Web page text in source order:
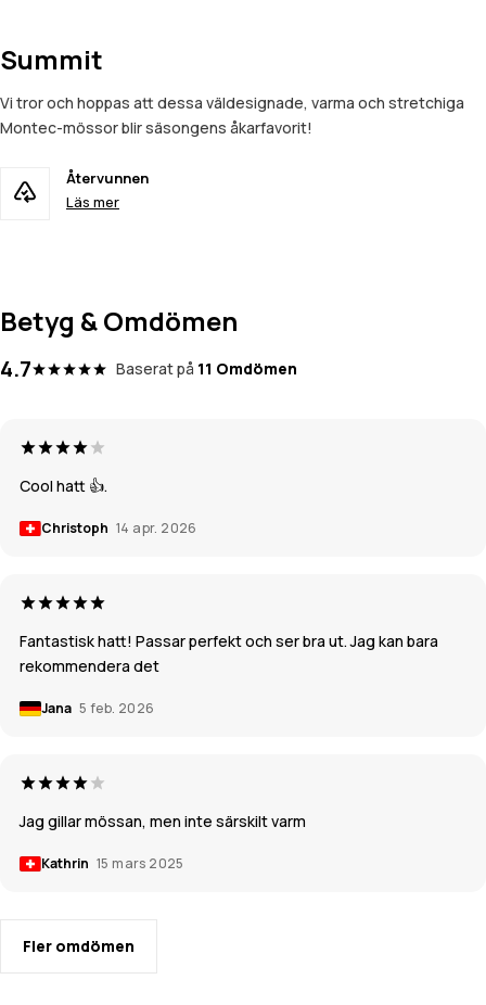
Summit
Vi tror och hoppas att dessa väldesignade, varma och stretchiga
Montec-mössor blir säsongens åkarfavorit!
Återvunnen
Läs mer
Betyg & Omdömen
4.7 Baserat på 11 Omdömen
Cool hatt 👍.
Christoph 14 apr. 2026
Fantastisk hatt! Passar perfekt och ser bra ut. Jag kan bara
rekommendera det
Jana 5 feb. 2026
Jag gillar mössan, men inte särskilt varm
Kathrin 15 mars 2025
Fler omdömen